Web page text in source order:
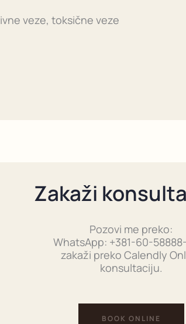
veze, toksične veze
Zakaži
Pozovi me preko:
WhatsApp: +381-60-
zakaži preko Calendly
konsultaciju.
BOOK ONLINE